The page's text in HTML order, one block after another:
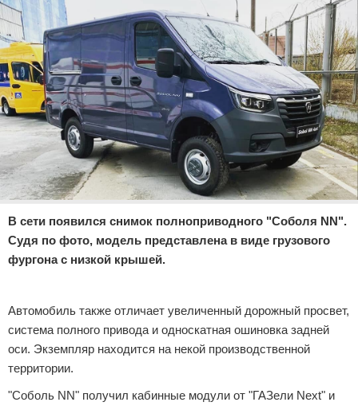
Экономика
Разное
Отказ от ответственности
В сети появился снимок полноприводного "Соболя NN".
Судя по фото, модель представлена в виде грузового
фургона с низкой крышей.
Автомобиль также отличает увеличенный дорожный просвет,
система полного привода и односкатная ошиновка задней
оси. Экземпляр находится на некой производственной
территории.
"Соболь NN" получил кабинные модули от "ГАЗели Next" и